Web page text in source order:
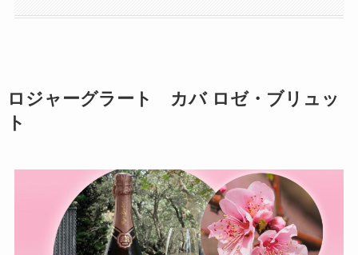
ロジャーグラート カバ ロゼ・ブリュッ
ト